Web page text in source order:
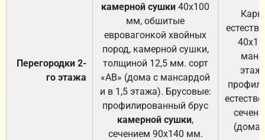
Перегородки 2-
го этажа
камерной сушки 40х100
мм, обшитые
евровагонкой хвойных
пород, камерной сушки,
толщиной 12,5 мм. сорт
«АВ» (дома с мансардой
и в 1,5 этажа). Брусовые:
профилированный брус
камерной сушки,
сечением 90х140 мм.
(дома